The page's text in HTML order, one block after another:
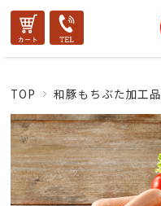
TOP 和豚もちぶた加工品